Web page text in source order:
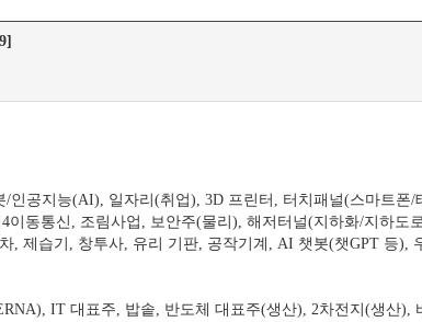
인공지능(AI), 일자리(취업), 3D 프린터, 터치패널(스마트폰/
이동통신, 조림사업, 보안주(물리), 해저터널(지하화/지하도
, 제습기, 창투사, 유리 기판, 공작기계, AI 챗봇(챗GPT 등),
IT 대표주, 밥솥, 반도체 대표주(생산), 2차전지(생산),